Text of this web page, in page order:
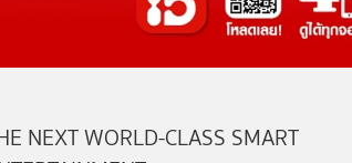
NEXT WORLD-CLASS SMART